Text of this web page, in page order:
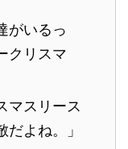
がいるっ
クリスマ
マスリース
よね。」